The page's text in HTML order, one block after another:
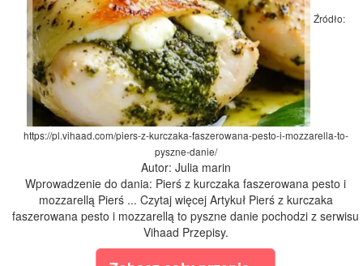
Źródło:
https://pl.vihaad.com/piers-z-kurczaka-faszerowana-pesto-i-mozzarella-to-
pyszne-danie/
Autor: Julia marin
Wprowadzenie do dania: Pierś z kurczaka faszerowana pesto i
mozzarellą Pierś ... Czytaj więcej Artykuł Pierś z kurczaka
faszerowana pesto i mozzarellą to pyszne danie pochodzi z serwisu
Vihaad Przepisy.